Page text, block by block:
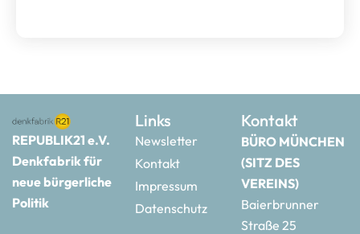
REPUBLIK21 e.V.
Denkfabrik für
neue bürgerliche
Politik
Links
Newsletter
Kontakt
Impressum
Datenschutz
Kontakt
BÜRO MÜNCHEN
(SITZ DES
VEREINS)
Baierbrunner
Straße 25